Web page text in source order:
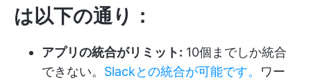
は以下の通り：
アプリの統合がリミット: 10個までしか統合
できない。 Slackとの統合が可能です。 ワー